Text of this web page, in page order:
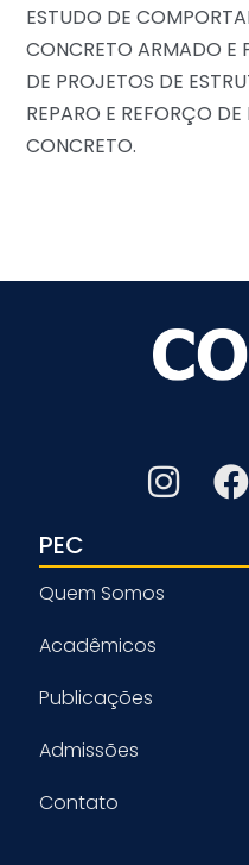
ESTUDO DE
CONCRETO ARMADO E
DE PROJETOS DE
REPARO E REFORÇO
CONCRETO.
PEC
Quem Somos
Acadêmicos
Publicações
Admissões
Contato